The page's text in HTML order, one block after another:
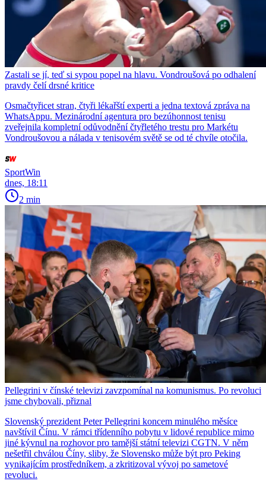
Zastali se jí, teď si sypou popel na hlavu. Vondroušová po odhalení
pravdy čelí drsné kritice
Osmačtyřicet stran, čtyři lékařští experti a jedna textová zpráva na
WhatsAppu. Mezinárodní agentura pro bezúhonnost tenisu
zveřejnila kompletní odůvodnění čtyřletého trestu pro Markétu
Vondroušovou a nálada v tenisovém světě se od té chvíle otočila.
SportWin
dnes, 18:11
2 min
Pellegrini v čínské televizi zavzpomínal na komunismus. Po revoluci
jsme chybovali, přiznal
Slovenský prezident Peter Pellegrini koncem minulého měsíce
navštívil Čínu. V rámci třídenního pobytu v lidové republice mimo
jiné kývnul na rozhovor pro tamější státní televizi CGTN. V něm
nešetřil chválou Číny, sliby, že Slovensko může být pro Peking
vynikajícím prostředníkem, a zkritizoval vývoj po sametové
revoluci.